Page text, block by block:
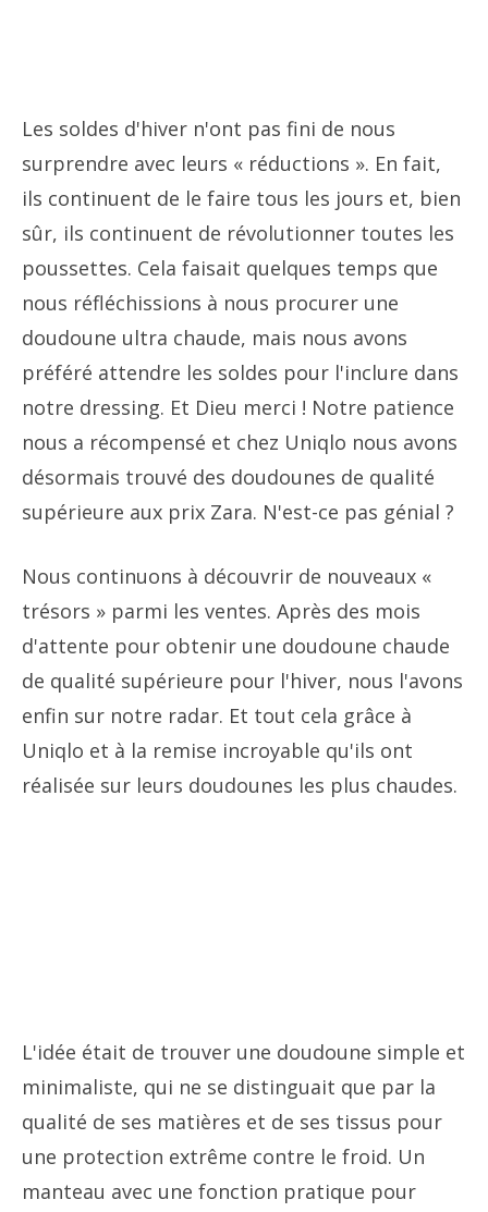
Les soldes d'hiver n'ont pas fini de nous
surprendre avec leurs « réductions ». En fait,
ils continuent de le faire tous les jours et, bien
sûr, ils continuent de révolutionner toutes les
poussettes. Cela faisait quelques temps que
nous réfléchissions à nous procurer une
doudoune ultra chaude, mais nous avons
préféré attendre les soldes pour l'inclure dans
notre dressing. Et Dieu merci ! Notre patience
nous a récompensé et chez Uniqlo nous avons
désormais trouvé des doudounes de qualité
supérieure aux prix Zara. N'est-ce pas génial ?
Nous continuons à découvrir de nouveaux «
trésors » parmi les ventes. Après des mois
d'attente pour obtenir une doudoune chaude
de qualité supérieure pour l'hiver, nous l'avons
enfin sur notre radar. Et tout cela grâce à
Uniqlo et à la remise incroyable qu'ils ont
réalisée sur leurs doudounes les plus chaudes.
L'idée était de trouver une doudoune simple et
minimaliste, qui ne se distinguait que par la
qualité de ses matières et de ses tissus pour
une protection extrême contre le froid. Un
manteau avec une fonction pratique pour